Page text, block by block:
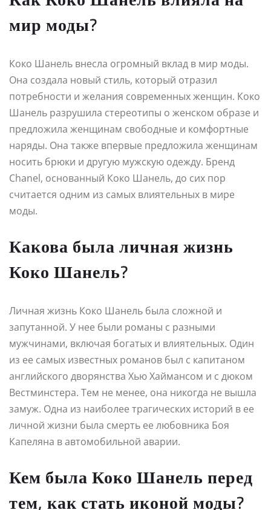
мир моды?
Коко Шанель внесла огромный вклад в мир моды.
Она создала новый стиль, который отразил
потребности и желания современных женщин. Коко
Шанель разрушила стереотипы о женском образе и
предложила женщинам свободные и комфортные
наряды. Она также впервые предложила женщинам
носить брюки и другую мужскую одежду. Бренд
Chanel, основанный Коко Шанель, до сих пор
считается одним из самых влиятельных в мире
моды.
Какова была личная жизнь
Коко Шанель?
Личная жизнь Коко Шанель была сложной и
запутанной. У нее были романы с разными
мужчинами, включая богатых и влиятельных. Один
из ее самых известных романов был с капитаном
английского дворянства Хью Хаймансом и с дюком
Вестминстера. Тем не менее, она никогда не вышла
замуж. Одна из наиболее трагических историй в ее
личной жизни была смерть ее любовника Боя
Капеляна в автомобильной аварии.
Кем была Коко Шанель перед
тем, как стать иконой моды?